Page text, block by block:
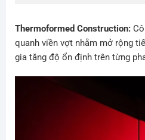
Thermoformed Construction:
quanh viền vợt nhằm mở rộng
gia tăng độ ổn định trên từng